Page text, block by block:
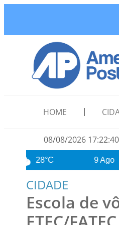
HOME
08/08/2026 17:22:42
9 Ago 32°C
CIDADE
Escola de